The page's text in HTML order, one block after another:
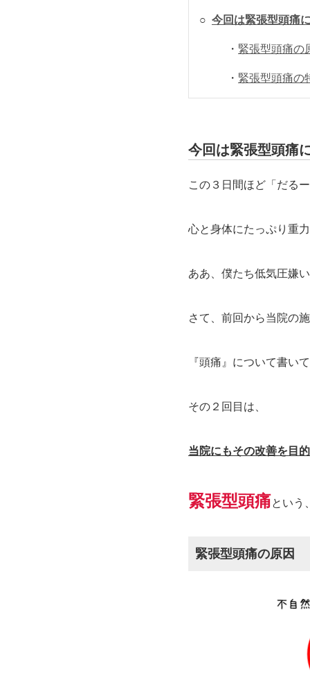
○ 今回は緊張型頭痛
・ 緊張型頭痛の
・ 緊張型頭痛の
今回は緊張型頭痛
この３日間ほど「だる
心と身体にたっぷり重
ああ、僕たち低気圧嫌
さて、前回から当院の
『頭痛』について書い
その２回目は、
当院にもその改善を目
緊張型頭痛という
緊張型頭痛の原因